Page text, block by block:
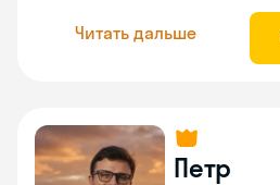
Читать дальше
Петр